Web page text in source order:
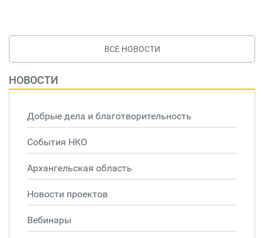
ВСЕ НОВОСТИ
НОВОСТИ
Добрые дела и благотворительность
События НКО
Архангельская область
Новости проектов
Вебинары